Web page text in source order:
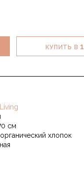
КУПИТЬ В1
см
хлопок